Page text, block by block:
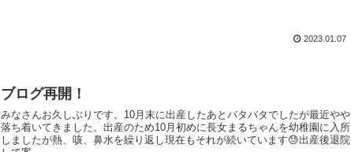
2023.01.07
ブログ再開！
みなさんお久しぶりです。10月末に出産したあとバタバタでしたが最近やや
落ち着いてきました。出産のため10月初めに長女まるちゃんを幼稚園に入所
しましたが熱、咳、鼻水を繰り返し現在もそれが続いています😓出産後退院